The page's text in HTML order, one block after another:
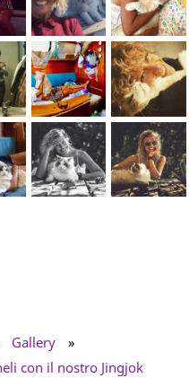
Gallery
»
con il nostro Jingjok